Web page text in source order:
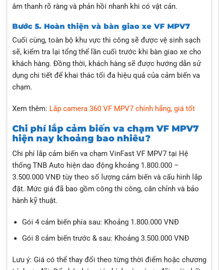
âm thanh rõ ràng và phản hồi nhanh khi có vật cản.
Bước 5. Hoàn thiện và bàn giao xe VF MPV7
Cuối cùng, toàn bộ khu vực thi công sẽ được vệ sinh sạch
sẽ, kiểm tra lại tổng thể lần cuối trước khi bàn giao xe cho
khách hàng. Đồng thời, khách hàng sẽ được hướng dẫn sử
dụng chi tiết để khai thác tối đa hiệu quả của cảm biến va
chạm.
Xem thêm: Lắp camera 360 VF MPV7 chính hãng, giá tốt
Chi phí lắp cảm biến va chạm VF MPV7
hiện nay khoảng bao nhiêu?
Chi phí lắp cảm biến va chạm VinFast VF MPV7 tại Hệ
thống TNB Auto hiện dao động khoảng 1.800.000 –
3.500.000 VNĐ tùy theo số lượng cảm biến và cấu hình lắp
đặt. Mức giá đã bao gồm công thi công, căn chỉnh và bảo
hành kỹ thuật.
Gói 4 cảm biến phía sau: Khoảng 1.800.000 VNĐ
Gói 8 cảm biến trước & sau: Khoảng 3.500.000 VNĐ
Lưu ý: Giá có thể thay đổi theo từng thời điểm hoặc chương